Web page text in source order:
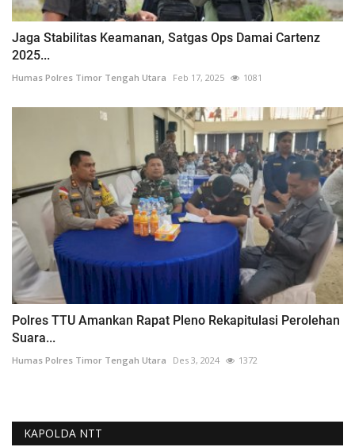
Jaga Stabilitas Keamanan, Satgas Ops Damai Cartenz
2025...
Humas Polres Timor Tengah Utara Feb 17, 2025 1081
Polres TTU Amankan Rapat Pleno Rekapitulasi Perolehan
Suara...
Humas Polres Timor Tengah Utara Des 3, 2024 1372
KAPOLDA NTT